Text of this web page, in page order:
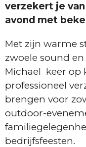
verzekert je
avond met
Met zijn warme
zwoele sound
Michael keer op
professioneel
brengen voor
outdoor-
bedrijfsfeesten.